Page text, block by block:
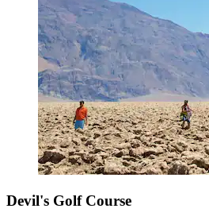
Devil's Golf Course